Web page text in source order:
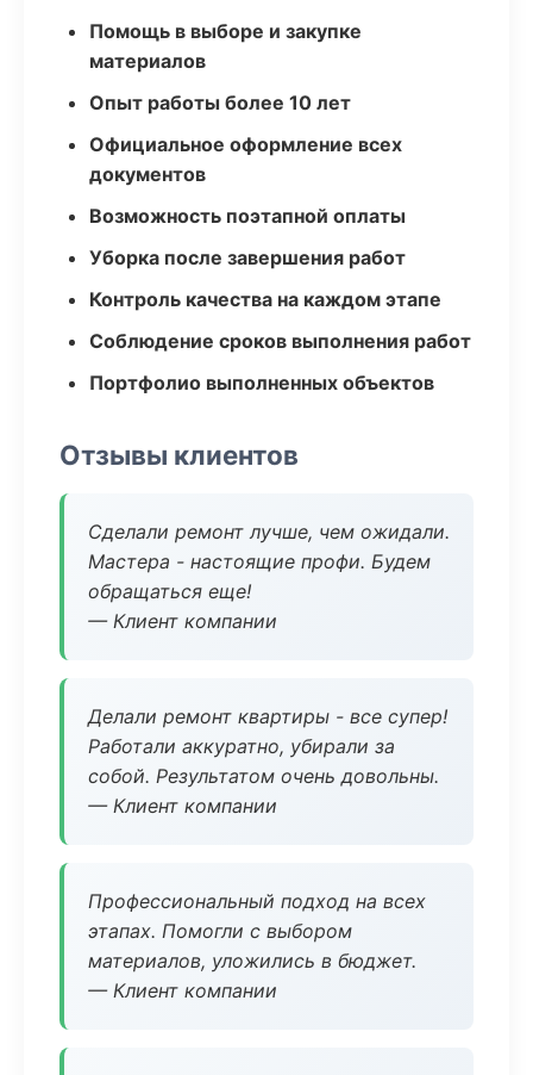
Помощь в выборе и закупке
материалов
Опыт работы более 10 лет
Официальное оформление всех
документов
Возможность поэтапной оплаты
Уборка после завершения работ
Контроль качества на каждом этапе
Соблюдение сроков выполнения работ
Портфолио выполненных объектов
Отзывы клиентов
Сделали ремонт лучше, чем ожидали.
Мастера - настоящие профи. Будем
обращаться еще!
— Клиент компании
Делали ремонт квартиры - все супер!
Работали аккуратно, убирали за
собой. Результатом очень довольны.
— Клиент компании
Профессиональный подход на всех
этапах. Помогли с выбором
материалов, уложились в бюджет.
— Клиент компании